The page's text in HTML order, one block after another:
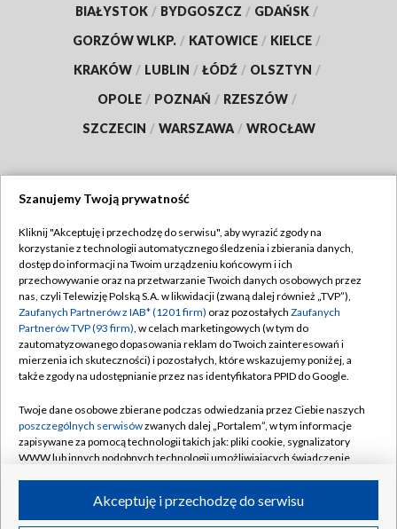
BIAŁYSTOK / BYDGOSZCZ / GDAŃSK /
GORZÓW WLKP. / KATOWICE / KIELCE /
KRAKÓW / LUBLIN / ŁÓDŹ / OLSZTYN /
OPOLE / POZNAŃ / RZESZÓW /
SZCZECIN / WARSZAWA / WROCŁAW
TVP
Abonament TVP
Emisja w TVP
Centrum informacji TVP
Naziemna Telewizja Cyfrowa
Rada Programowa
System NOS
Informacje o nadawcy
Program dla prasy
Regulamin TVP
Polityka prywatności
Moje zgody
Pomoc
Kontakt
Kanały
Szanujemy Twoją prywatność
Kliknij "Akceptuję i przechodzę do serwisu", aby wyrazić zgody na
korzystanie z technologii automatycznego śledzenia i zbierania danych,
dostęp do informacji na Twoim urządzeniu końcowym i ich
przechowywanie oraz na przetwarzanie Twoich danych osobowych przez
nas, czyli Telewizję Polską S.A. w likwidacji (zwaną dalej również „TVP”),
Zaufanych Partnerów z IAB* (1201 firm) oraz pozostałych Zaufanych
Partnerów TVP (93 firm), w celach marketingowych (w tym do
zautomatyzowanego dopasowania reklam do Twoich zainteresowań i
mierzenia ich skuteczności) i pozostałych, które wskazujemy poniżej, a
także zgody na udostępnianie przez nas identyfikatora PPID do Google.
Twoje dane osobowe zbierane podczas odwiedzania przez Ciebie naszych
poszczególnych serwisówzwanych dalej „Portalem”, w tym informacje
zapisywane za pomocą technologii takich jak: pliki cookie, sygnalizatory
WWW lub innych podobnych technologii umożliwiających świadczenie
ruchu w Internecie.Akceptuję i przechodzę do serwisu